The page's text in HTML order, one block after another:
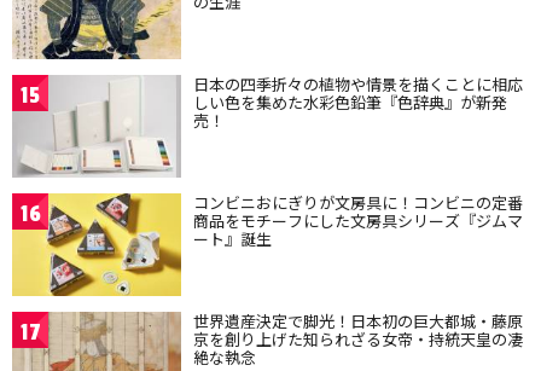
15 日本の四季折々の植物や情景を描くことに相応
しい色を集めた水彩色鉛筆『色辞典』が新発
売！
16 コンビニおにぎりが文房具に！コンビニの定番
商品をモチーフにした文房具シリーズ『ジムマ
ート』誕生
17 世界遺産決定で脚光！日本初の巨大都城・藤原
京を創り上げた知られざる女帝・持統天皇の凄
絶な執念